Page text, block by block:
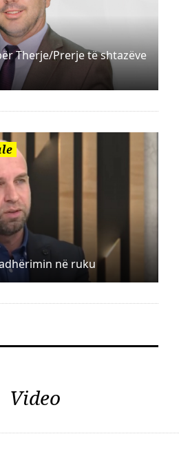
Therje/Prerje të shtazëve
në ruku
Video